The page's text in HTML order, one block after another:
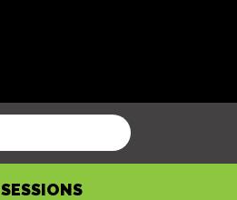
SESSIONS